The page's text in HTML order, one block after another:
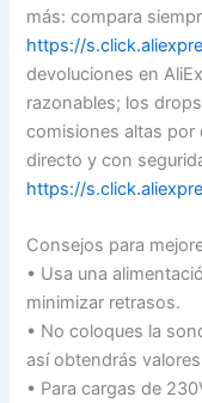
más: compara
https://
devoluciones en
razonables; los
comisiones altas por
directo y con
https://
Consejos para
• Usa una
minimizar retrasos.
• No coloques la
así obtendrás
• Para cargas de